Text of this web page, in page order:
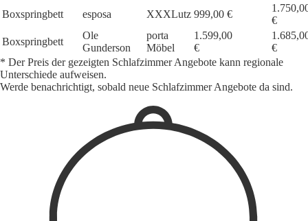
Boxspringbett
esposa XXXLutz 999,00 €
€
Boxspringbett
Ole
Gunderson
porta
Möbel
1.599,00
€
€
* Der Preis der gezeigten Schlafzimmer Angebote kann regionale
Unterschiede aufweisen.
Werde benachrichtigt, sobald neue Schlafzimmer Angebote da sind.